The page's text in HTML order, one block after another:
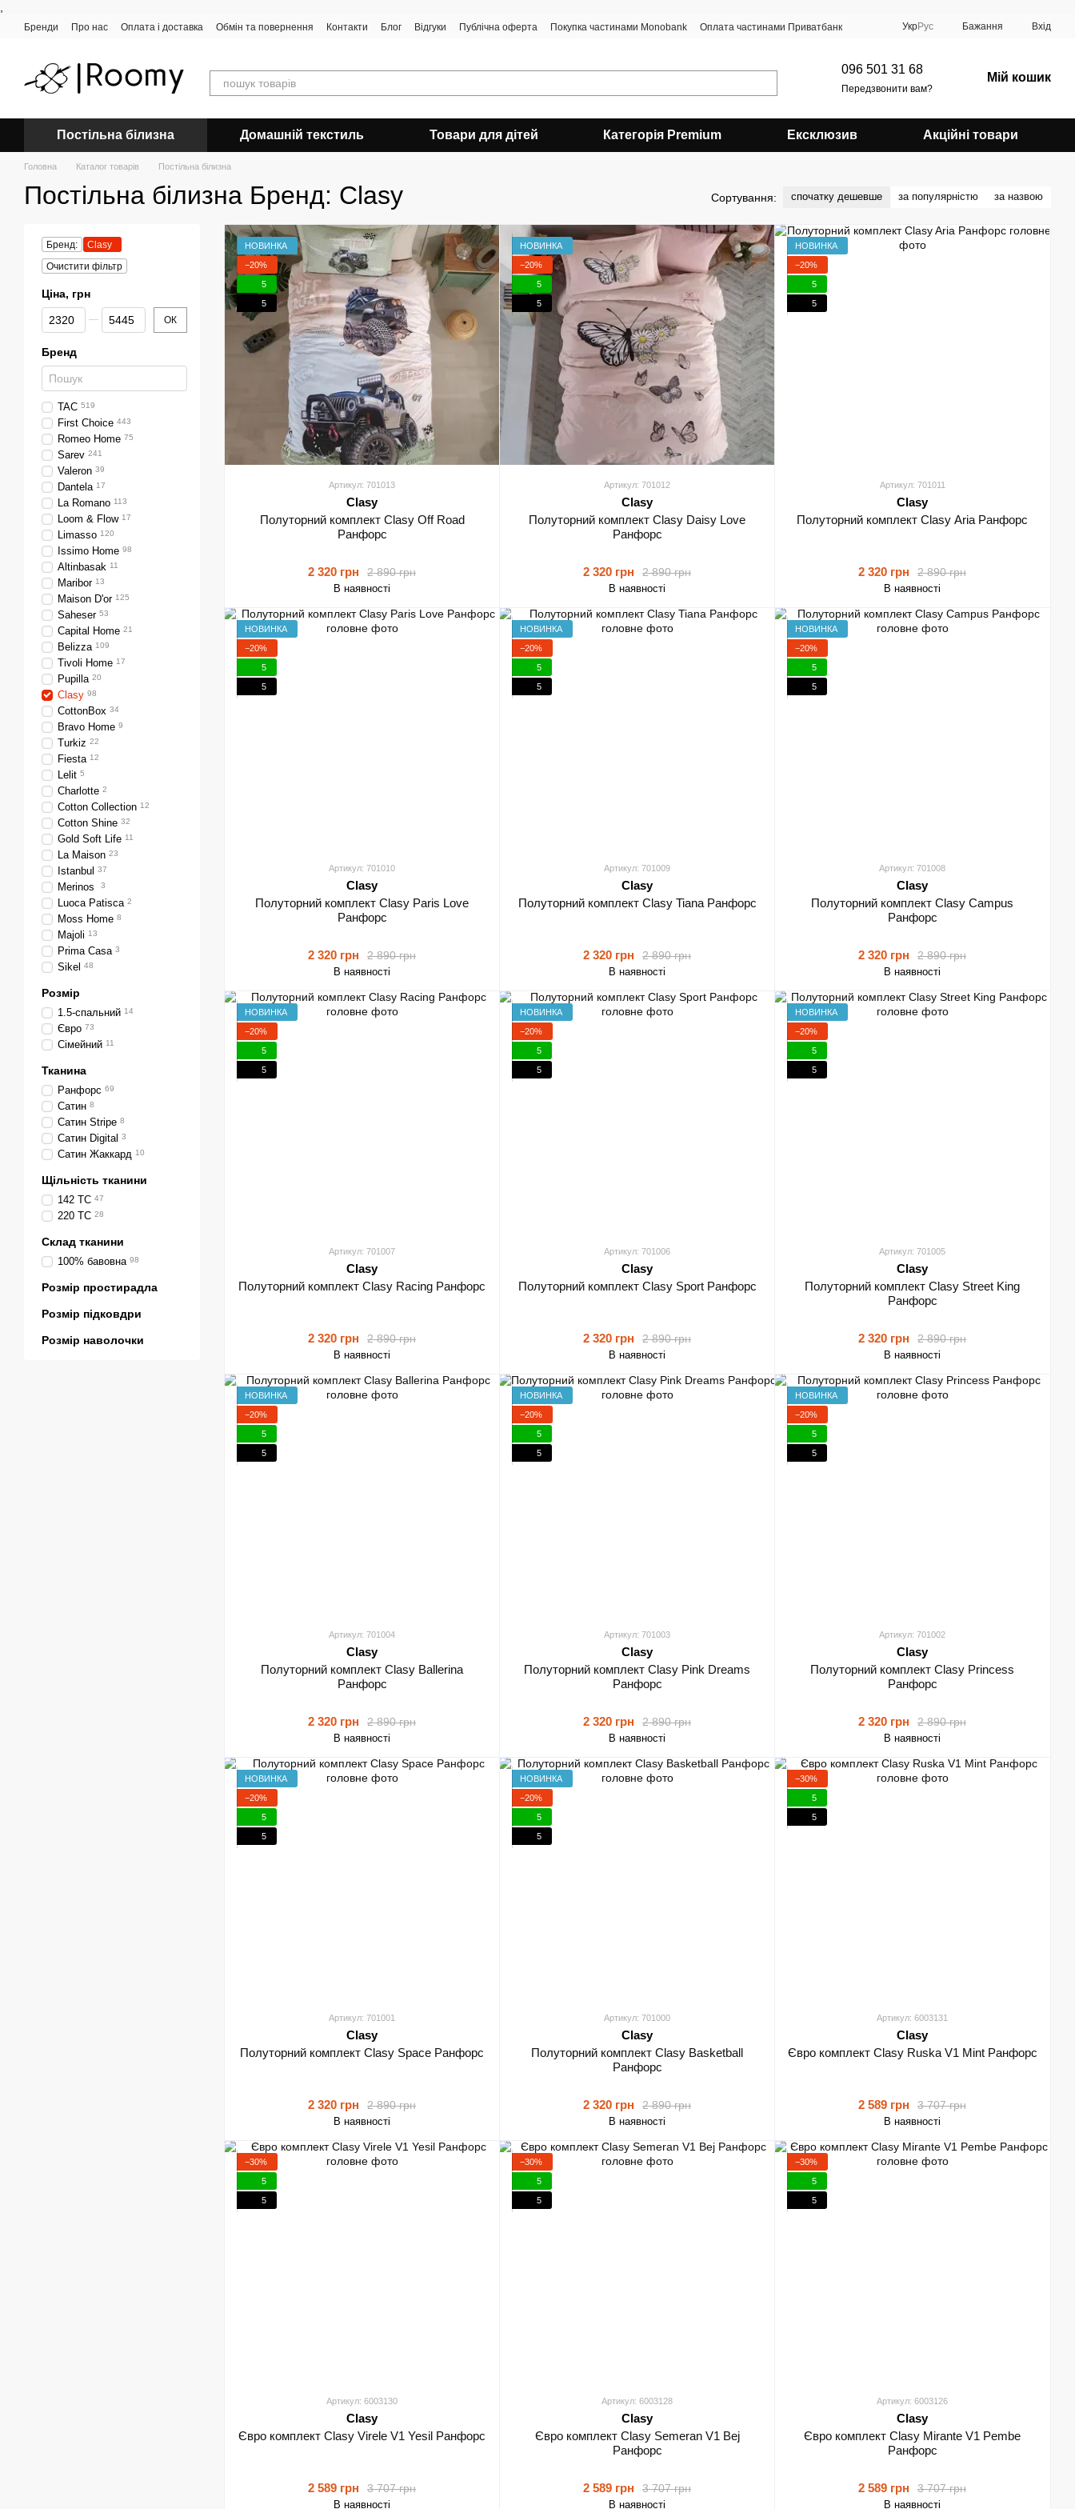
Перейти до основного контенту
Бренди Про нас Оплата і доставка Обмін та повернення Контакти Блог Відгуки Публічна оферта Покупка частинами Monobank Оплата частинами Приватбанк УкрРус Бажання Вхід
096 501 31 68
Передзвонити вам?
Мій кошик
Постільна білизна Домашній текстиль Товари для дітей Категорія Premium Ексклюзив Акційні товари
Головна Каталог товарів Постільна білизна
Постільна білизна Бренд: Clasy Сортування: спочатку дешевше за популярністю за назвою
НОВИНКА
−20%
5
5
Артикул: 701013
Clasy
Полуторний комплект Clasy Off Road
Ранфорс
2 890 грн
2 320 грн
В наявності
НОВИНКА
−20%
5
5
Артикул: 701012
Clasy
Полуторний комплект Clasy Daisy Love
Ранфорс
2 890 грн
2 320 грн
В наявності
НОВИНКА
−20%
5
5
Артикул: 701011
Clasy
Полуторний комплект Clasy Aria Ранфорс
2 890 грн
2 320 грн
В наявності
НОВИНКА
−20%
5
5
Артикул: 701010
Clasy
Полуторний комплект Clasy Paris Love
Ранфорс
2 890 грн
2 320 грн
В наявності
НОВИНКА
−20%
5
5
Артикул: 701009
Clasy
Полуторний комплект Clasy Tiana Ранфорс
2 890 грн
2 320 грн
В наявності
НОВИНКА
−20%
5
5
Артикул: 701008
Clasy
Полуторний комплект Clasy Campus
Ранфорс
2 890 грн
2 320 грн
В наявності
НОВИНКА
−20%
5
5
Артикул: 701007
Clasy
Полуторний комплект Clasy Racing Ранфорс
2 890 грн
2 320 грн
В наявності
НОВИНКА
−20%
5
5
Артикул: 701006
Clasy
Полуторний комплект Clasy Sport Ранфорс
2 890 грн
2 320 грн
В наявності
НОВИНКА
−20%
5
5
Артикул: 701005
Clasy
Полуторний комплект Clasy Street King
Ранфорс
2 890 грн
2 320 грн
В наявності
НОВИНКА
−20%
5
5
Артикул: 701004
Clasy
Полуторний комплект Clasy Ballerina
Ранфорс
2 890 грн
2 320 грн
В наявності
НОВИНКА
−20%
5
5
Артикул: 701003
Clasy
Полуторний комплект Clasy Pink Dreams
Ранфорс
2 890 грн
2 320 грн
В наявності
НОВИНКА
−20%
5
5
Артикул: 701002
Clasy
Полуторний комплект Clasy Princess
Ранфорс
2 890 грн
2 320 грн
В наявності
НОВИНКА
−20%
5
5
Артикул: 701001
Clasy
Полуторний комплект Clasy Space Ранфорс
2 890 грн
2 320 грн
В наявності
НОВИНКА
−20%
5
5
Артикул: 701000
Clasy
Полуторний комплект Clasy Basketball
Ранфорс
2 890 грн
2 320 грн
В наявності
−30%
5
5
Артикул: 6003131
Clasy
Євро комплект Clasy Ruska V1 Mint Ранфорс
3 707 грн
2 589 грн
В наявності
−30%
5
5
Артикул: 6003130
Clasy
Євро комплект Clasy Virele V1 Yesil Ранфорс
3 707 грн
2 589 грн
В наявності
−30%
5
5
Артикул: 6003128
Clasy
Євро комплект Clasy Semeran V1 Bej
Ранфорс
3 707 грн
2 589 грн
В наявності
−30%
5
5
Артикул: 6003126
Clasy
Євро комплект Clasy Mirante V1 Pembe
Ранфорс
3 707 грн
2 589 грн
В наявності
Бренд:
Clasy
Очистити фільтр
Ціна, грн
Від Ціна, грн
До Ціна, грн ОК
Бренд
TAC 519
First Choice 443
Romeo Home 75
Sarev 241
Valeron 39
Dantela 17
La Romano 113
Loom & Flow 17
Limasso 120
Issimo Home 98
Altinbasak 11
Maribor 13
Maison D'or 125
Saheser 53
Capital Home 21
Belizza 109
Tivoli Home 17
Pupilla 20
Clasy 98
CottonBox 34
Bravo Home 9
Turkiz 22
Fiesta 12
Lelit 5
Charlotte 2
Cotton Collection 12
Cotton Shine 32
Gold Soft Life 11
La Maison 23
Istanbul 37
Merinos 3
Luoca Patisca 2
Moss Home 8
Majoli 13
Prima Casa 3
Sikel 48
Розмір
1.5-спальний 14
Євро 73
Сімейний 11
Тканина
Ранфорс 69
Сатин 8
Сатин Stripe 8
Сатин Digital 3
Сатин Жаккард 10
Щільність тканини
142 TC 47
220 TC 28
Склад тканини
100% бавовна 98
Розмір простирадла
Розмір підковдри
Розмір наволочки